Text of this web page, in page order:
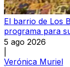
El barrio de Los
programa para
5 ago 2026
Verónica Muriel